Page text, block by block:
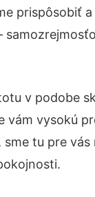
v podobe
vysokú
tu pre